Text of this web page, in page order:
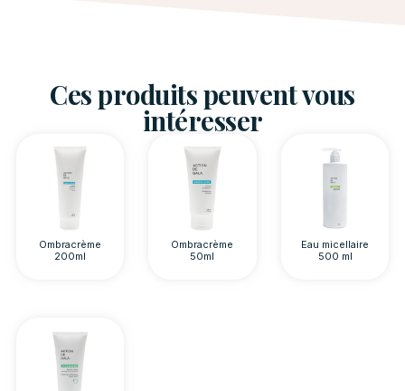
Ces produits peuvent vous
intéresser
Ombracrème
200ml
Ombracrème
50ml
Eau micellaire
500 ml